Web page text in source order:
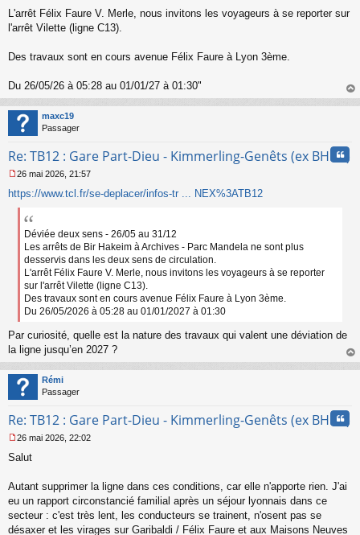
L'arrêt Félix Faure V. Merle, nous invitons les voyageurs à se reporter sur
l'arrêt Vilette (ligne C13).
Des travaux sont en cours avenue Félix Faure à Lyon 3ème.
Du 26/05/26 à 05:28 au 01/01/27 à 01:30"
au
maxc19
Passager
Re: TB12 : Gare Part-Dieu - Kimmerling-Genêts (ex BHNS)
e
s
26 mai 2026, 21:57
https://www.tcl.fr/se-deplacer/infos-tr ... NEX%3ATB12
Déviée deux sens - 26/05 au 31/12
Les arrêts de Bir Hakeim à Archives - Parc Mandela ne sont plus
desservis dans les deux sens de circulation.
L'arrêt Félix Faure V. Merle, nous invitons les voyageurs à se reporter
sur l'arrêt Vilette (ligne C13).
Des travaux sont en cours avenue Félix Faure à Lyon 3ème.
Du 26/05/2026 à 05:28 au 01/01/2027 à 01:30
Par curiosité, quelle est la nature des travaux qui valent une déviation de
la ligne jusqu’en 2027 ?
au
Rémi
Passager
Re: TB12 : Gare Part-Dieu - Kimmerling-Genêts (ex BHNS)
e
s
g
e
n
26 mai 2026, 22:02
Salut
Autant supprimer la ligne dans ces conditions, car elle n'apporte rien. J'ai
eu un rapport circonstancié familial après un séjour lyonnais dans ce
secteur : c'est très lent, les conducteurs se trainent, n'osent pas se
désaxer et les virages sur Garibaldi / Félix Faure et aux Maisons Neuves